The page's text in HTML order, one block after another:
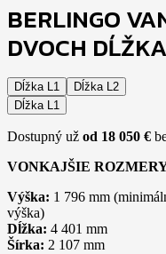
BERLINGO
DVOCH
Dĺžka L1
Dĺžka L2
Dĺžka L1
Dostupný už od 18 050 €
VONKAJŠIE
Výška: 1 796 mm
výška)
Dĺžka: 4 401 mm
Šírka: 2 107 mm